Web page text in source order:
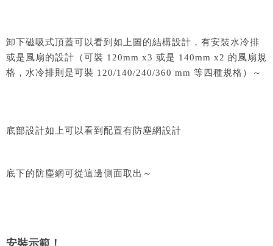
卸下磁吸式頂蓋可以看到如上圖的結構設計，有安裝水冷排
或是風扇的設計（可裝 120mm x3 或是 140mm x2 的風扇規
格，水冷排則是可裝 120/140/240/360 mm 等四種規格）～
底部設計如上可以看到配置有防塵網設計
底下的防塵網可從這邊側面取出～
安裝示範！